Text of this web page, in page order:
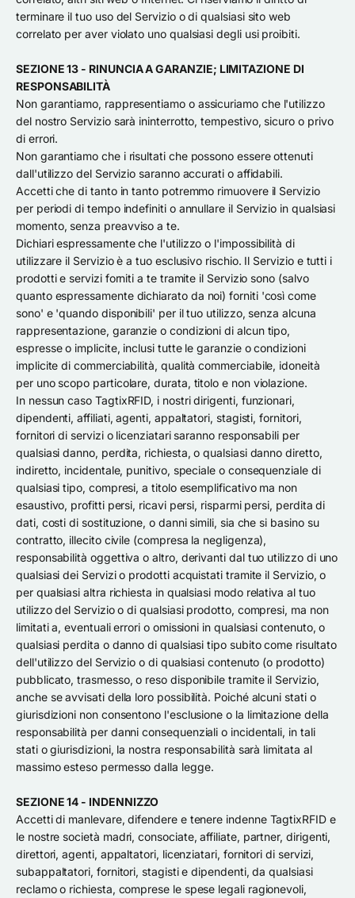
terminare il tuo uso del Servizio o di qualsiasi sito web
correlato per aver violato uno qualsiasi degli usi proibiti.
SEZIONE 13 - RINUNCIA A GARANZIE; LIMITAZIONE DI
RESPONSABILITÀ
Non garantiamo, rappresentiamo o assicuriamo che l'utilizzo
del nostro Servizio sarà ininterrotto, tempestivo, sicuro o privo
di errori.
Non garantiamo che i risultati che possono essere ottenuti
dall'utilizzo del Servizio saranno accurati o affidabili.
Accetti che di tanto in tanto potremmo rimuovere il Servizio
per periodi di tempo indefiniti o annullare il Servizio in qualsiasi
momento, senza preavviso a te.
Dichiari espressamente che l'utilizzo o l'impossibilità di
utilizzare il Servizio è a tuo esclusivo rischio. Il Servizio e tutti i
prodotti e servizi forniti a te tramite il Servizio sono (salvo
quanto espressamente dichiarato da noi) forniti 'così come
sono' e 'quando disponibili' per il tuo utilizzo, senza alcuna
rappresentazione, garanzie o condizioni di alcun tipo,
espresse o implicite, inclusi tutte le garanzie o condizioni
implicite di commerciabilità, qualità commerciabile, idoneità
per uno scopo particolare, durata, titolo e non violazione.
In nessun caso TagtixRFID, i nostri dirigenti, funzionari,
dipendenti, affiliati, agenti, appaltatori, stagisti, fornitori,
fornitori di servizi o licenziatari saranno responsabili per
qualsiasi danno, perdita, richiesta, o qualsiasi danno diretto,
indiretto, incidentale, punitivo, speciale o consequenziale di
qualsiasi tipo, compresi, a titolo esemplificativo ma non
esaustivo, profitti persi, ricavi persi, risparmi persi, perdita di
dati, costi di sostituzione, o danni simili, sia che si basino su
contratto, illecito civile (compresa la negligenza),
responsabilità oggettiva o altro, derivanti dal tuo utilizzo di uno
qualsiasi dei Servizi o prodotti acquistati tramite il Servizio, o
per qualsiasi altra richiesta in qualsiasi modo relativa al tuo
utilizzo del Servizio o di qualsiasi prodotto, compresi, ma non
limitati a, eventuali errori o omissioni in qualsiasi contenuto, o
qualsiasi perdita o danno di qualsiasi tipo subito come risultato
dell'utilizzo del Servizio o di qualsiasi contenuto (o prodotto)
pubblicato, trasmesso, o reso disponibile tramite il Servizio,
anche se avvisati della loro possibilità. Poiché alcuni stati o
giurisdizioni non consentono l'esclusione o la limitazione della
responsabilità per danni consequenziali o incidentali, in tali
stati o giurisdizioni, la nostra responsabilità sarà limitata al
massimo esteso permesso dalla legge.
SEZIONE 14 - INDENNIZZO
Accetti di manlevare, difendere e tenere indenne TagtixRFID e
le nostre società madri, consociate, affiliate, partner, dirigenti,
direttori, agenti, appaltatori, licenziatari, fornitori di servizi,
subappaltatori, fornitori, stagisti e dipendenti, da qualsiasi
reclamo o richiesta, comprese le spese legali ragionevoli,